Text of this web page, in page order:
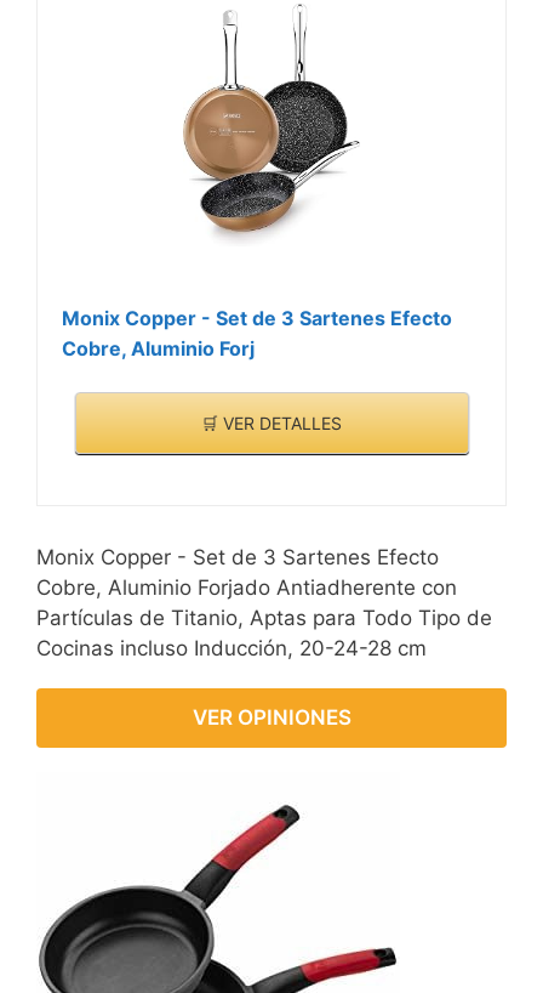
Monix Copper - Set de 3 Sartenes Efecto
Cobre, Aluminio Forj
🛒 VER DETALLES
Monix Copper - Set de 3 Sartenes Efecto
Cobre, Aluminio Forjado Antiadherente con
Partículas de Titanio, Aptas para Todo Tipo de
Cocinas incluso Inducción, 20-24-28 cm
VER OPINIONES